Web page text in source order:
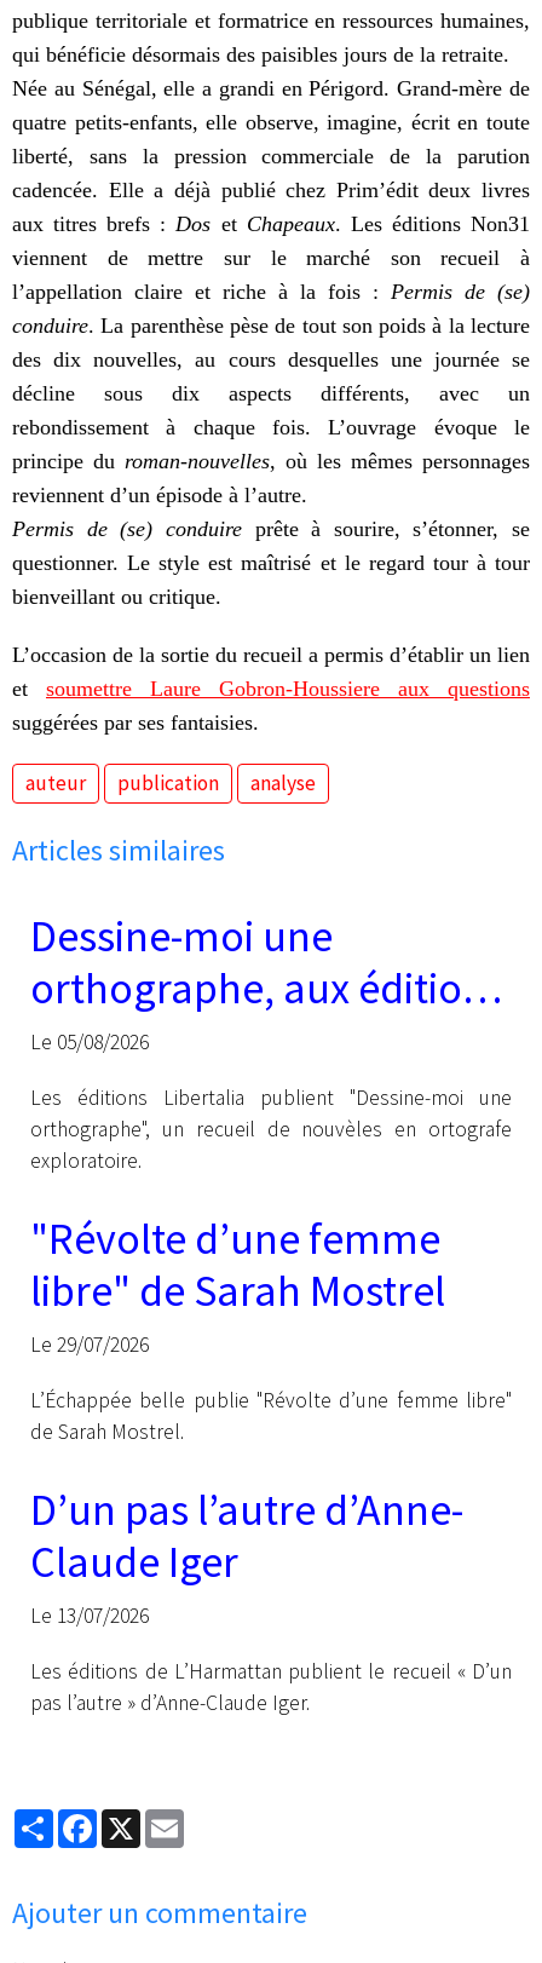
publique territoriale et formatrice en ressources humaines,
qui bénéficie désormais des paisibles jours de la retraite.
Née au Sénégal, elle a grandi en Périgord. Grand-mère de
quatre petits-enfants, elle observe, imagine, écrit en toute
liberté, sans la pression commerciale de la parution
cadencée. Elle a déjà publiéchez Prim’éditdeux livres
aux titres brefs :Dos et Chapeaux. Les éditions Non31
viennent de mettre sur le marché son recueil à
l’appellation claire et riche à la fois : Permis de (se)
conduire. La parenthèse pèse de tout son poids à la lecture
des dix nouvelles, au cours desquelles une journée se
décline sous dix aspects différents, avec un
rebondissementà chaque fois. L’ouvrage évoque le
principe du roman-nouvelles, où les mêmes personnages
reviennent d’un épisode à l’autre.
Permis de (se) conduireprête à sourire, s’étonner, se
questionner. Le style est maîtrisé et le regard tour à tour
bienveillant ou critique.
L’occasion de la sortie du recueil a permis d’établir un lien
et soumettre Laure Gobron-Houssiere aux questions
suggérées par ses fantaisies.
auteur publication analyse
Articles similaires
Dessine-moi une
orthographe, aux éditions
Libertalia
Le 05/08/2026
Les éditions Libertalia publient "Dessine-moi une
orthographe", un recueil de nouvèles en ortografe
exploratoire.
"Révolte d’une femme
libre" de Sarah Mostrel
Le 29/07/2026
L’Échappée belle publie "Révolte d’une femme libre"
de Sarah Mostrel.
D’un pas l’autre d’Anne-
Claude Iger
Le 13/07/2026
Les éditions de L’Harmattan publient le recueil « D’un
pas l’autre » d’Anne-Claude Iger.
PartagerFacebook
X
Ajouter un commentaire